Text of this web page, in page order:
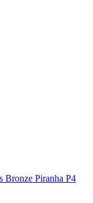
Bronze Piranha P4